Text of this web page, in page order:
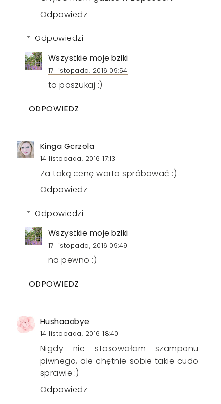
Odpowiedz
Odpowiedzi
Wszystkie moje bziki
17 listopada, 2016 09:54
to poszukaj :)
ODPOWIEDZ
Kinga Gorzela
14 listopada, 2016 17:13
Za taką cenę warto spróbować :)
Odpowiedz
Odpowiedzi
Wszystkie moje bziki
17 listopada, 2016 09:49
na pewno :)
ODPOWIEDZ
Hushaaabye
14 listopada, 2016 18:40
Nigdy nie stosowałam szamponu
piwnego, ale chętnie sobie takie cudo
sprawie :)
Odpowiedz